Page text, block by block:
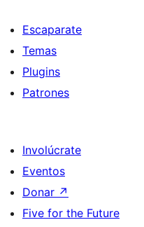
Escaparate
Temas
Plugins
Patrones
Involúcrate
Eventos
Donar ↗
Five for the Future